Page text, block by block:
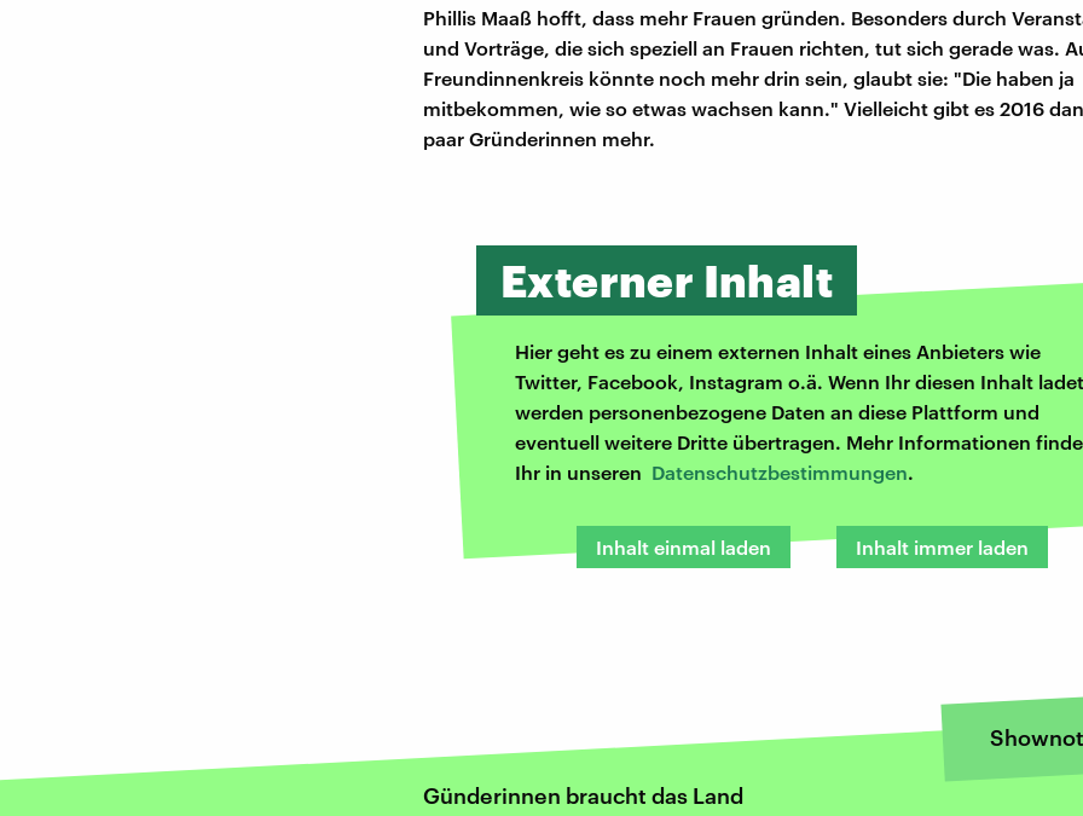
Phillis Maaß hofft, dass mehr Frauen gründen. Besonders durch
und Vorträge, die sich speziell an Frauen richten, tut sich gerade was.
Freundinnenkreis könnte noch mehr drin sein, glaubt sie: "Die haben ja
mitbekommen, wie so etwas wachsen kann." Vielleicht gibt es 2016
paar Gründerinnen mehr.
Externer Inhalt
Hier geht es zu einem externen Inhalt eines Anbieters wie
Twitter, Facebook, Instagram o.ä. Wenn Ihr diesen Inhalt
werden personenbezogene Daten an diese Plattform und
eventuell weitere Dritte übertragen. Mehr Informationen
Ihr in unseren Datenschutzbestimmungen.
Inhalt einmal laden Inhalt immer laden
Günderinnen braucht das Land